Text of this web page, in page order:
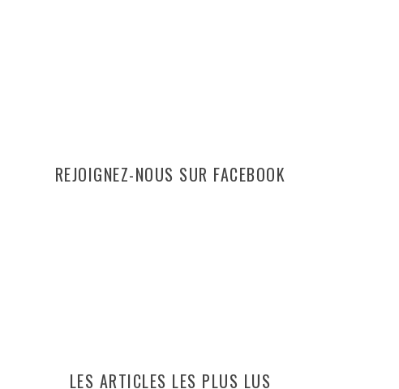
REJOIGNEZ-NOUS SUR FACEBOOK
LES ARTICLES LES PLUS LUS